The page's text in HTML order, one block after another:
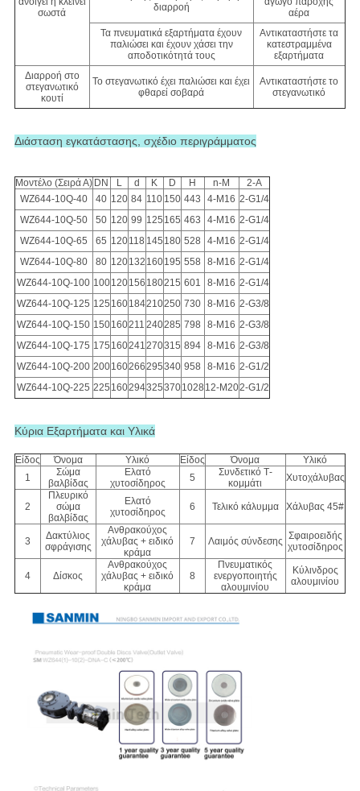
σωστά
διαρροή
αέρα
Τα πνευματικά εξαρτήματα έχουν
παλιώσει και έχουν χάσει την
αποδοτικότητά τους
Αντικαταστήστε τα
κατεστραμμένα
εξαρτήματα
Διαρροή στο
στεγανωτικό
κουτί
Το στεγανωτικό έχει παλιώσει και έχει
φθαρεί σοβαρά
Αντικαταστήστε το
στεγανωτικό
Διάσταση εγκατάστασης, σχέδιο περιγράμματος
Μοντέλο (Σειρά Α) DN L d K D H n-M
2-A
WZ644-10Q-40
40 120 84 110 150 443 4-M16 2-G1/4
WZ644-10Q-50
50 120 99 125 165 463 4-M16 2-G1/4
WZ644-10Q-65
65 120118 145 180 528 4-M16 2-G1/4
WZ644-10Q-80
80 120132 160195 558 8-M16 2-G1/4
WZ644-10Q-100 100120156 180215 601 8-M16 2-G1/4
WZ644-10Q-125 125 160184210250 730 8-M16 2-G3/8
WZ644-10Q-150 150160211 240285 798 8-M16 2-G3/8
WZ644-10Q-175 175 160241270315 894 8-M16 2-G3/8
WZ644-10Q-200 200160266295340 958 8-M16 2-G1/2
WZ644-10Q-225 225 1602943253701028 12-M202-G1/2
Κύρια Εξαρτήματα και Υλικά
Είδος Όνομα Υλικό Είδος Όνομα
Υλικό
1
Σώμα
βαλβίδας
Ελατό
χυτοσίδηρος
5
Συνδετικό Τ-
κομμάτι
Χυτοχάλυβας
2
Πλευρικό
σώμα
βαλβίδας
Ελατό
χυτοσίδηρος
6 Τελικό κάλυμμα Χάλυβας 45#
3
Δακτύλιος
σφράγισης
Ανθρακούχος
χάλυβας + ειδικό
κράμα
7 Λαιμός σύνδεσης Σφαιροειδής
χυτοσίδηρος
4 Δίσκος
Ανθρακούχος
χάλυβας + ειδικό
κράμα
8
Πνευματικός
ενεργοποιητής
αλουμινίου
Κύλινδρος
αλουμινίου